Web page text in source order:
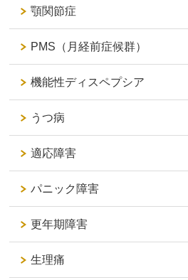
顎関節症
PMS（月経前症候群）
機能性ディスペプシア
うつ病
適応障害
パニック障害
更年期障害
生理痛